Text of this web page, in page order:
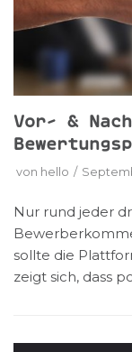
Vor- &
von hello
Nur rund jeder
sollte die
zeigt sich, dass